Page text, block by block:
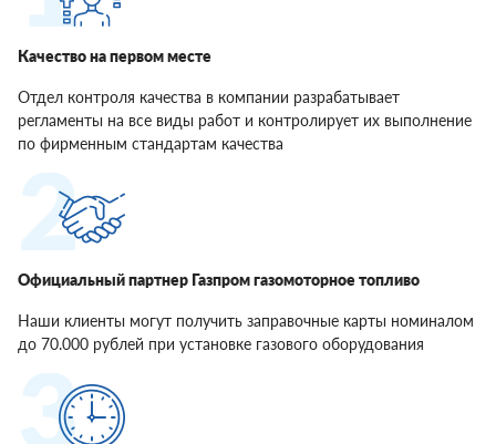
Качество на первом месте
Отдел контроля качества в компании разрабатывает
регламенты на все виды работ и контролирует их выполнение
по фирменным стандартам качества
Официальный партнер Газпром газомоторное топливо
Наши клиенты могут получить заправочные карты номиналом
до 70.000 рублей при установке газового оборудования